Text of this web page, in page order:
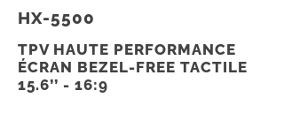
HX-5500
TPV HAUTE PERFORMANCE
ÉCRAN BEZEL-FREE TACTILE
15.6’’ - 16:9